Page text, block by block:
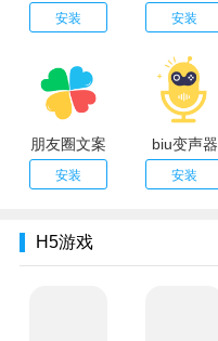
安装 安装
朋友圈文案
安装
biu变声器
安装
H5游戏